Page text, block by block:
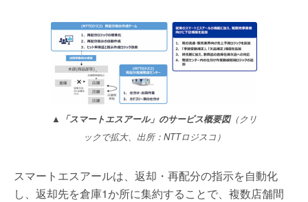
▲「スマートエスアール」のサービス概要図（クリ
ックで拡大、出所：NTTロジスコ）
スマートエスアールは、返却・再配分の指示を自動化
し、返却先を倉庫1か所に集約することで、複数店舗間